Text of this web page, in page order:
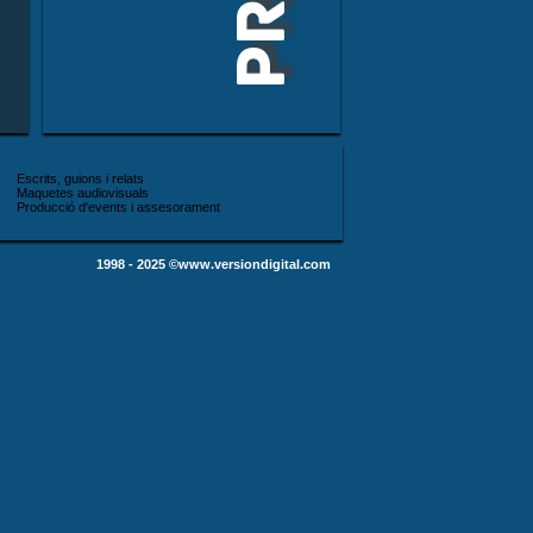
Escrits, guions i relats
Maquetes audiovisuals
Producció d'events i assesorament
1998 - 2025 ©www.versiondigital.com